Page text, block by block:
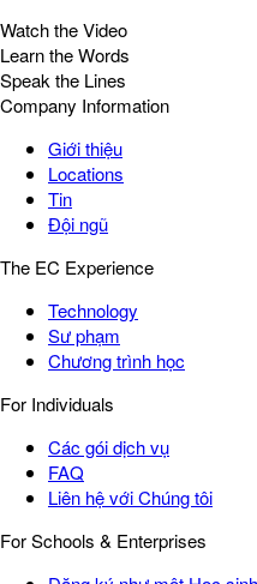
Watch the Video
Learn the Words
Speak the Lines
Company Information
Giới thiệu
Locations
Tin
Đội ngũ
The EC Experience
Technology
Sư phạm
Chương trình học
For Individuals
Các gói dịch vụ
FAQ
Liên hệ với Chúng tôi
For Schools & Enterprises